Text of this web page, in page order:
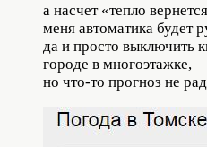
а насчет «тепло
меня автоматика будет
да и просто выключить
городе в многоэтажке,
но что-то прогноз не